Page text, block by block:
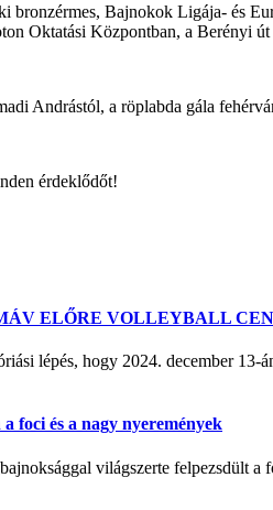
Bajnokok Ligája- és
Oktatási Központban, a Berényi út
Andrástól, a röplabda gála
érdeklődőt!
ELŐRE VOLLEYBALL
lépés, hogy 2024. december
foci és a nagy nyeremények
világszerte felpezsdült